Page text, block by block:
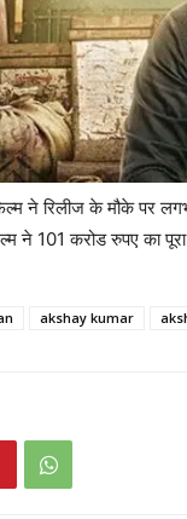
ने रिलीज के मौके पर
ने 101 करोड रुपए का पूरा
akshay kumar